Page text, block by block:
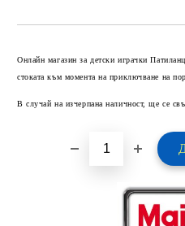
Онлайн магазин за детски играчки
стоката към момента на приключване на
В случай на изчерпана наличност, ще се